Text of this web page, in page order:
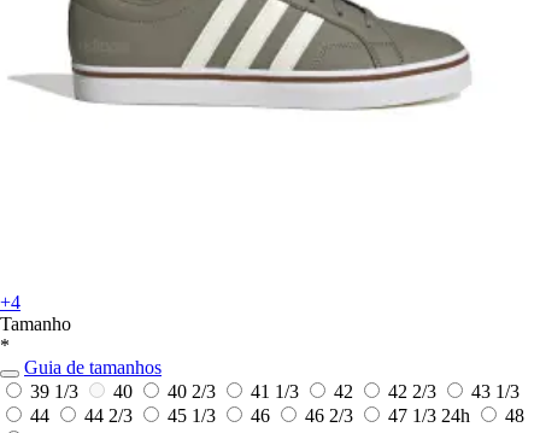
+4
Tamanho
*
Guia de tamanhos
39 1/3
40 40 2/3 41 1/3 42 42 2/3
43 1/3
44
44 2/3 45 1/3 46 46 2/3 47 1/3 24h
48